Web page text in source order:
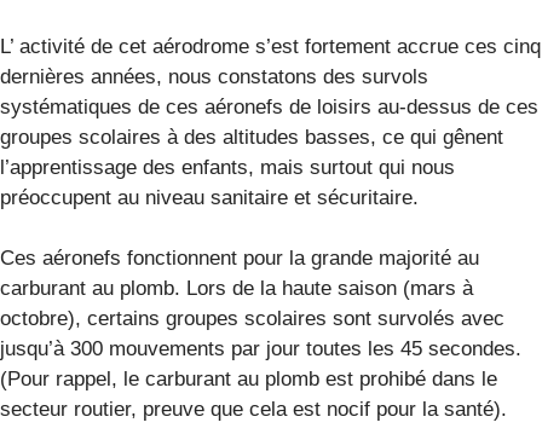
L’ activité de cet aérodrome s’est fortement accrue ces cinq
dernières années, nous constatons des survols
systématiques de ces aéronefs de loisirs au-dessus de ces
groupes scolaires à des altitudes basses, ce qui gênent
l’apprentissage des enfants, mais surtout qui nous
préoccupent au niveau sanitaire et sécuritaire.
Ces aéronefs fonctionnent pour la grande majorité au
carburant au plomb. Lors de la haute saison (mars à
octobre), certains groupes scolaires sont survolés avec
jusqu’à 300 mouvements par jour toutes les 45 secondes.
(Pour rappel, le carburant au plomb est prohibé dans le
secteur routier, preuve que cela est nocif pour la santé).